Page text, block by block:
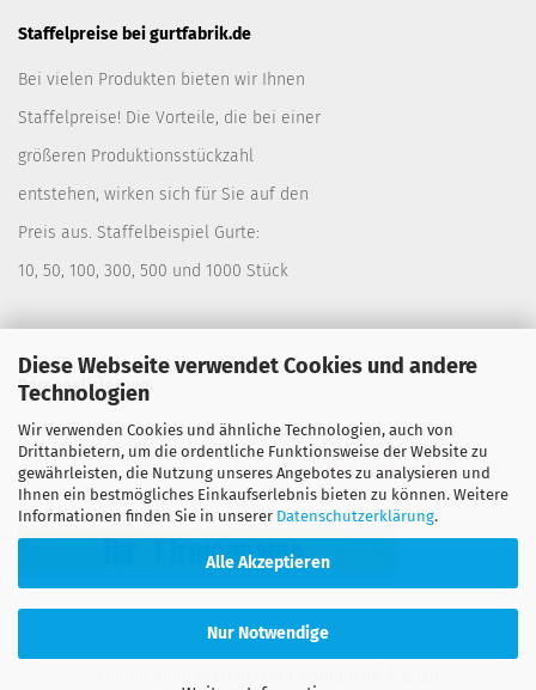
Diese Webseite verwendet Cookies und andere
Technologien
Wir verwenden Cookies und ähnliche Technologien, auch von
Drittanbietern, um die ordentliche Funktionsweise der Website zu
gewährleisten, die Nutzung unseres Angebotes zu analysieren und
Ihnen ein bestmögliches Einkaufserlebnis bieten zu können. Weitere
Informationen finden Sie in unserer Datenschutzerklärung.
Alle Akzeptieren
Nur Notwendige
Staffelpreise bei gurtfabrik.de
Bei vielen Produkten bieten wir Ihnen
Staffelpreise! Die Vorteile, die bei einer
größeren Produktionsstückzahl
entstehen, wirken sich für Sie auf den
Preis aus. Staffelbeispiel Gurte:
10, 50, 100, 300, 500 und 1000 Stück
Personalisierung
Lassen Sie sich Ihre Gurte bedrucken. Siehe:
Warengruppe "Spanngurte" UntergruppePersonalisierung